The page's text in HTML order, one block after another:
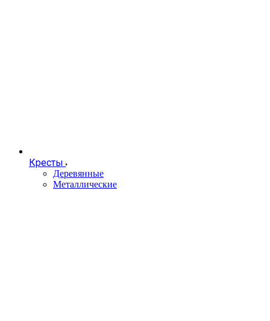
Кресты
Деревянные
Металлические